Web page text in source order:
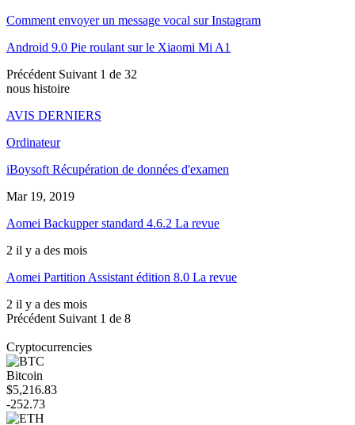
Comment envoyer un message vocal sur Instagram
Android 9.0 Pie roulant sur le Xiaomi Mi A1
Précédent Suivant 1 de 32
nous histoire
AVIS DERNIERS
Ordinateur
iBoysoft Récupération de données d'examen
Mar 19, 2019
Aomei Backupper standard 4.6.2 La revue
2 il y a des mois
Aomei Partition Assistant édition 8.0 La revue
2 il y a des mois
Précédent Suivant 1 de 8
Cryptocurrencies
Bitcoin
$5,216.83
-252.73